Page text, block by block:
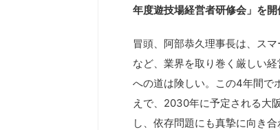
年度遊技場経営者研修会」を開
冒頭、阿部恭久理事長は、ス
など、業界を取り巻く厳しい
への道は険しい。この4年間で
えで、2030年に予定される大
し、依存問題にも真摯に向き